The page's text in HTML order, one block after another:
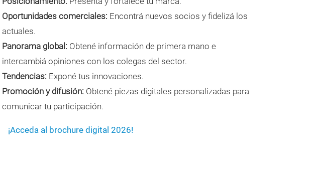
Oportunidades comerciales: Encontrá nuevos socios y fidelizá los
actuales.
Panorama global: Obtené información de primera mano e
intercambiá opiniones con los colegas del sector.
Tendencias: Exponé tus innovaciones.
Promoción y difusión: Obtené piezas digitales personalizadas para
comunicar tu participación.
¡Acceda al brochure digital 2026!